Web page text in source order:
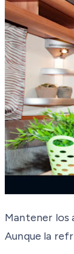
Mantener los
Aunque la